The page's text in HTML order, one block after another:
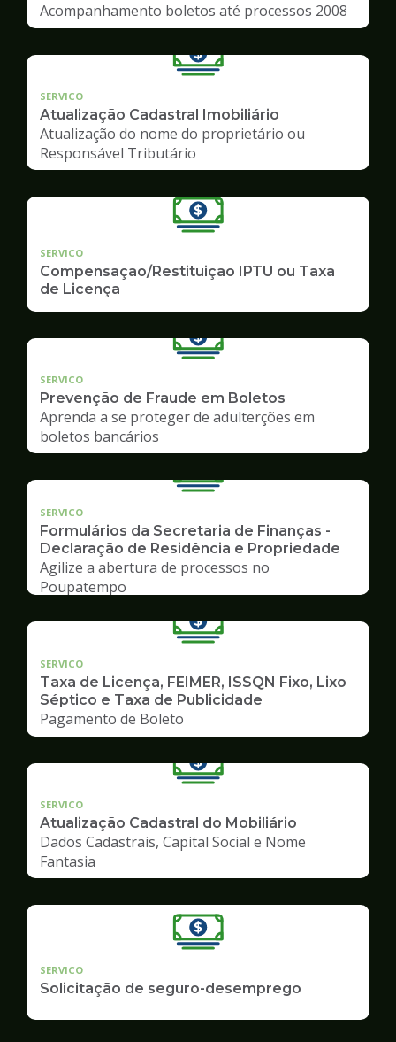
Acompanhamento boletos até processos 2008
SERVICO
Atualização Cadastral Imobiliário
Atualização do nome do proprietário ou
Responsável Tributário
SERVICO
Compensação/Restituição IPTU ou Taxa
de Licença
SERVICO
Prevenção de Fraude em Boletos
Aprenda a se proteger de adulterções em
boletos bancários
SERVICO
Formulários da Secretaria de Finanças -
Declaração de Residência e Propriedade
Agilize a abertura de processos no
Poupatempo
SERVICO
Taxa de Licença, FEIMER, ISSQN Fixo, Lixo
Séptico e Taxa de Publicidade
Pagamento de Boleto
SERVICO
Atualização Cadastral do Mobiliário
Dados Cadastrais, Capital Social e Nome
Fantasia
SERVICO
Solicitação de seguro-desemprego